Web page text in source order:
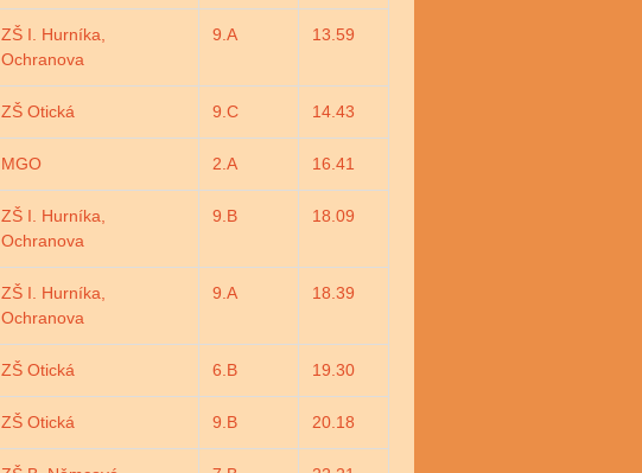
ZŠ I. Hurníka,
Ochranova
9.A 13.59
ZŠ Otická 9.C 14.43
MGO 2.A 16.41
ZŠ I. Hurníka,
Ochranova
9.B 18.09
ZŠ I. Hurníka,
Ochranova
9.A 18.39
ZŠ Otická 6.B 19.30
ZŠ Otická 9.B 20.18